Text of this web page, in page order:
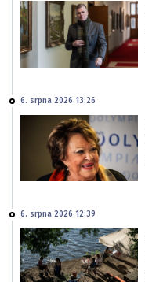
6. srpna 2026 13:26
6. srpna 2026 12:39